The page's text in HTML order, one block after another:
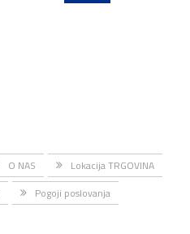
O NAS
Lokacija TRGOVINA
Pogoji poslovanja